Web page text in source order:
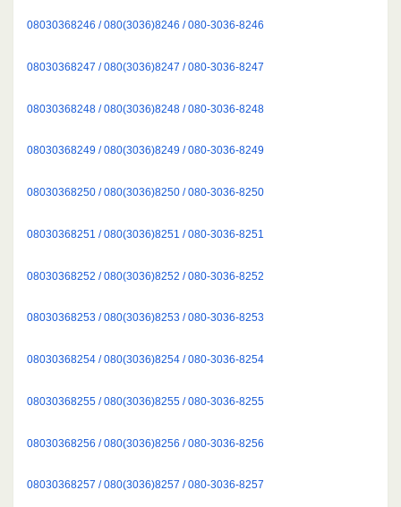
08030368246 / 080(3036)8246 / 080-3036-8246
08030368247 / 080(3036)8247 / 080-3036-8247
08030368248 / 080(3036)8248 / 080-3036-8248
08030368249 / 080(3036)8249 / 080-3036-8249
08030368250 / 080(3036)8250 / 080-3036-8250
08030368251 / 080(3036)8251 / 080-3036-8251
08030368252 / 080(3036)8252 / 080-3036-8252
08030368253 / 080(3036)8253 / 080-3036-8253
08030368254 / 080(3036)8254 / 080-3036-8254
08030368255 / 080(3036)8255 / 080-3036-8255
08030368256 / 080(3036)8256 / 080-3036-8256
08030368257 / 080(3036)8257 / 080-3036-8257